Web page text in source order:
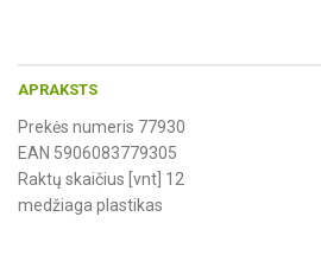
APRAKSTS
Prekės numeris 77930
EAN 5906083779305
Raktų skaičius [vnt] 12
medžiaga plastikas